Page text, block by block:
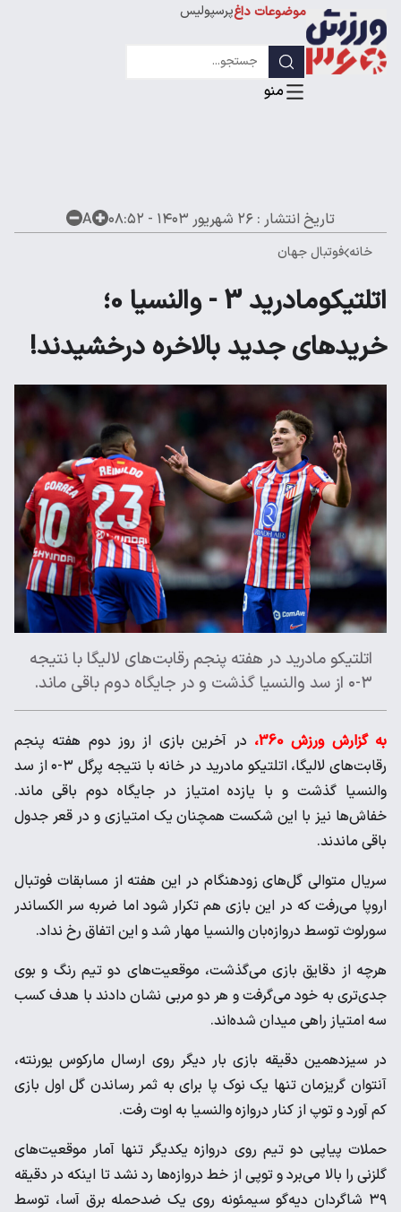
موضوعات داغپرسپولیس
لیگ قهرمانان
تاریخ انتشار : ۲۶ شهریور ۱۴۰۳ - ۰۸:۵۲ A
خانه فوتبال جهان
اتلتیکومادرید 3 - والنسیا 0؛
خریدهای جدید بالاخره درخشیدند!
اتلتیکو مادرید در هفته پنجم رقابت‌های لالیگا با نتیجه
۳-۰ از سد والنسیا گذشت و در جایگاه دوم باقی ماند.
به گزارش ورزش 360،
در آخرین بازی از روز دوم هفته پنجم
رقابت‌های لالیگا، اتلتیکو مادرید در خانه با نتیجه پرگل ۳-۰ از سد
والنسیا گذشت و با یازده امتیاز در جایگاه دوم باقی ماند.
خفاش‌ها نیز با این شکست همچنان یک امتیازی و در قعر جدول
باقی ماندند.
سریال متوالی گل‌های زودهنگام در این هفته از مسابقات فوتبال
اروپا می‌رفت که در این بازی هم تکرار شود اما ضربه سر الکساندر
سورلوث توسط دروازه‌بان والنسیا مهار شد و این اتفاق رخ نداد.
هرچه از دقایق بازی می‌گذشت، موقعیت‌های دو تیم رنگ و بوی
جدی‌تری به خود می‌گرفت و هر دو مربی‌ نشان دادند با هدف کسب
سه امتیاز راهی میدان شده‌اند.
در سیزدهمین دقیقه بازی بار دیگر روی ارسال مارکوس یورنته،
آنتوان گریزمان تنها یک نوک پا برای به ثمر رساندن گل اول بازی
کم آورد و توپ از کنار دروازه والنسیا به اوت رفت.
حملات پیاپی دو تیم روی دروازه یکدیگر تنها آمار موقعیت‌های
گلزنی را بالا می‌برد و توپی از خط دروازه‌ها رد نشد تا اینکه در دقیقه
۳۹ شاگردان دیه‌گو سیمئونه روی یک ضدحمله برق آسا، توسط